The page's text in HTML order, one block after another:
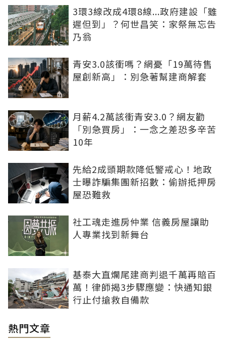
3環3線改成4環8線...政府建設「雖
遲但到」？何世昌笑：家祭無忘告
乃翁
青安3.0該衝嗎？網憂「19萬待售
屋創新高」：別急著幫建商解套
月薪4.2萬該衝青安3.0？網友勸
「別急買房」：一念之差恐多辛苦
10年
先給2成頭期款降低警戒心！地政
士曝詐騙集團新招數：偷辦抵押房
屋恐難救
社工魂走進房仲業 信義房屋讓助
人專業找到新舞台
基泰大直爛尾建商判退千萬再賠百
萬！律師揭3步驟應變：快通知銀
行止付搶救自備款
熱門文章